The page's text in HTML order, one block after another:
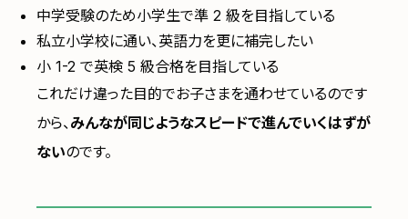
中学受験のため小学生で準 2 級を目指している
私立小学校に通い、英語力を更に補完したい
小 1-2 で英検 5 級合格を目指している
これだけ違った目的でお子さまを通わせているのです
から、みんなが同じようなスピードで進んでいくはずが
ないのです。